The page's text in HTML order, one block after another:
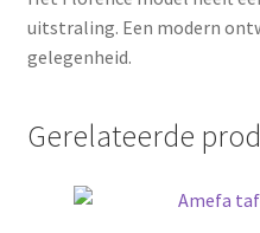
uitstraling. Een modern
gelegenheid.
Gerelateerde